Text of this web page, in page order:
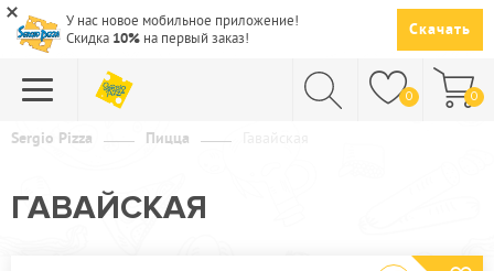
У нас новое мобильное приложение!
Скидка 10% на первый заказ! Скачать
0 0
Sergio Pizza Пицца
ГАВАЙСКАЯ